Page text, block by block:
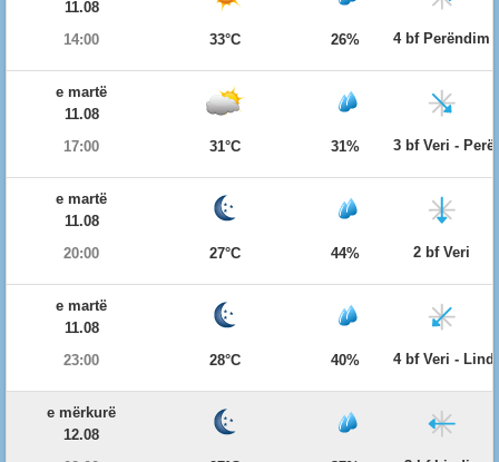
11.08
14:00
33°C 26% 4 bf Perëndim
e martë
11.08
17:00
31°C 31% 3 bf Veri -
e martë
11.08
20:00
27°C 44% 2 bf Veri
e martë
11.08
23:00
28°C 40% 4 bf Veri -
e mërkurë
12.08